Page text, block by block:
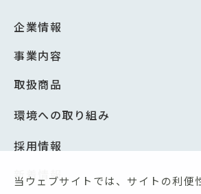
企業情報
事業内容
取扱商品
環境への取り組み
採用情報
新着情報
当ウェブサイトでは、サイトの利便